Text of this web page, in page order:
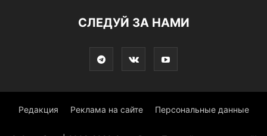
СЛЕДУЙ ЗА НАМИ
Редакция Реклама на сайте Персональные данные